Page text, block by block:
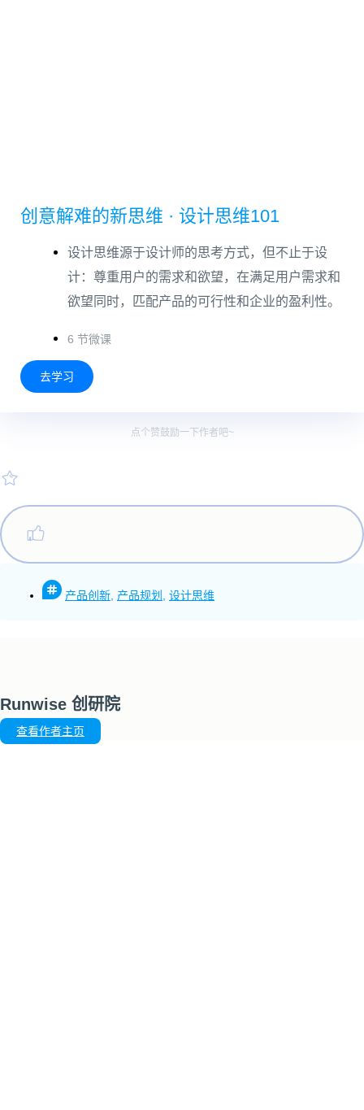
创意解难的新思维 · 设计思维101
设计思维源于设计师的思考方式，但不止于设
计：尊重用户的需求和欲望，在满足用户需求和
欲望同时，匹配产品的可行性和企业的盈利性。
6 节微课
去学习
点个赞鼓励一下作者吧~
产品创新 产品规划 设计思维
Runwise 创研院
查看作者主页